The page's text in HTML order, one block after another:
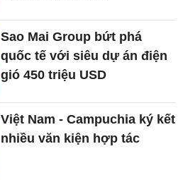
Sao Mai Group bứt phá
quốc tế với siêu dự án điện
gió 450 triệu USD
Việt Nam - Campuchia ký kết
nhiều văn kiện hợp tác